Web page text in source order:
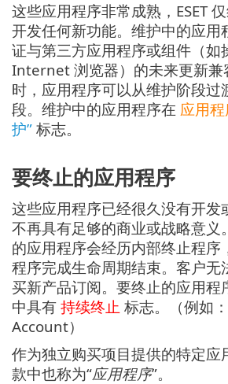
这些应用程序非常成熟，ESET
开发任何新功能。维护中的应用
证与第三方应用程序或组件（如
Internet 浏览器）的未来更新兼
时，应用程序可以从维护阶段过
段。维护中的应用程序在 应用
护” 标志。
要终止的应用程序
这些应用程序已经很久没有开发
不再具有足够的商业或战略意义
的应用程序会经历内部终止程序
程序完成生命周期结束。客户无
买新产品订阅。要终止的应用程
中具有 持续终止 标志。（例如
Account）
作为独立购买项目提供的特定应
款中也称为“应用程序”。